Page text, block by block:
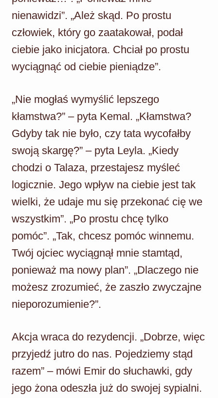
nienawidzi”. „Ależ skąd. Po prostu
człowiek, który go zaatakował, podał
ciebie jako inicjatora. Chciał po prostu
wyciągnąć od ciebie pieniądze”.
„Nie mogłaś wymyślić lepszego
kłamstwa?” – pyta Kemal. „Kłamstwa?
Gdyby tak nie było, czy tata wycofałby
swoją skargę?” – pyta Leyla. „Kiedy
chodzi o Talaza, przestajesz myśleć
logicznie. Jego wpływ na ciebie jest tak
wielki, że udaje mu się przekonać cię we
wszystkim”. „Po prostu chcę tylko
pomóc”. „Tak, chcesz pomóc winnemu.
Twój ojciec wyciągnął mnie stamtąd,
ponieważ ma nowy plan”. „Dlaczego nie
możesz zrozumieć, że zaszło zwyczajne
nieporozumienie?”.
Akcja wraca do rezydencji. „Dobrze, więc
przyjedź jutro do nas. Pojedziemy stąd
razem” – mówi Emir do słuchawki, gdy
jego żona odeszła już do swojej sypialni.